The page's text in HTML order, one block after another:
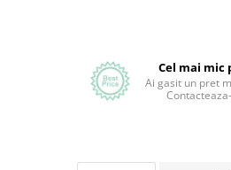
Cel mai mic
Ai gasit un pret